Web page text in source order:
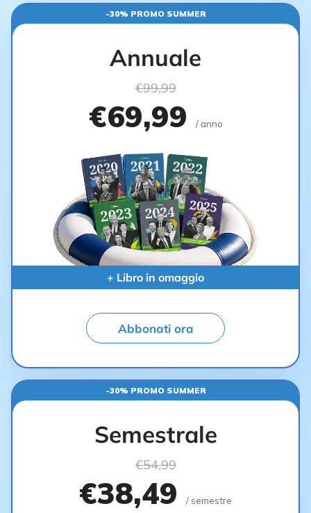
-30% PROMO SUMMER
Annuale
€99,99
€69,99 / anno
+ Libro in omaggio
Abbonati ora
-30% PROMO SUMMER
Semestrale
€54,99
€38,49 / semestre